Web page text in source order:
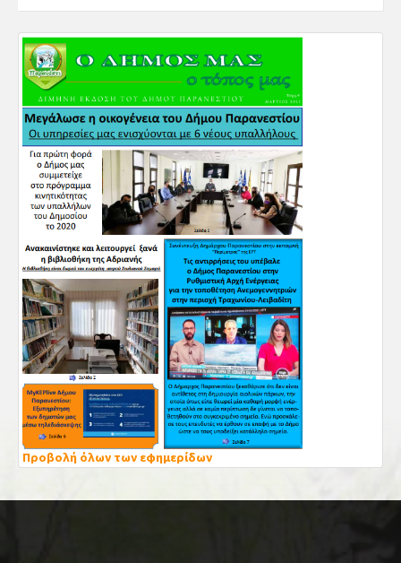
Προβολή όλων των εφημερίδων